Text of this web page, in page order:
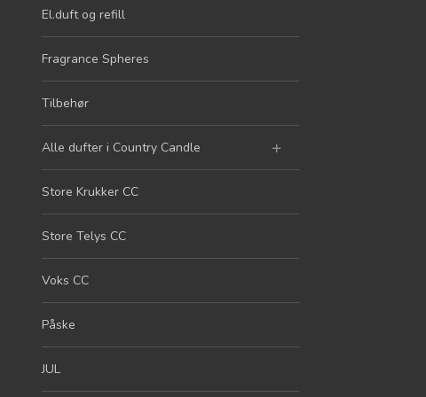
El.duft og refill
Fragrance Spheres
Tilbehør
Alle dufter i Country Candle
Store Krukker CC
Store Telys CC
Voks CC
Påske
JUL